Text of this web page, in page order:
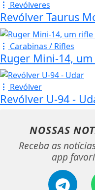
Revólveres
Revólver Taurus
Carabinas / Rifles
Ruger Mini-14,
Revólver
Revólver U-94 -
NOSSAS
Receba as
app